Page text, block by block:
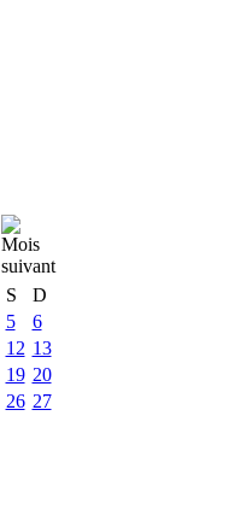
S
D
5
6
12 13
19 20
26 27